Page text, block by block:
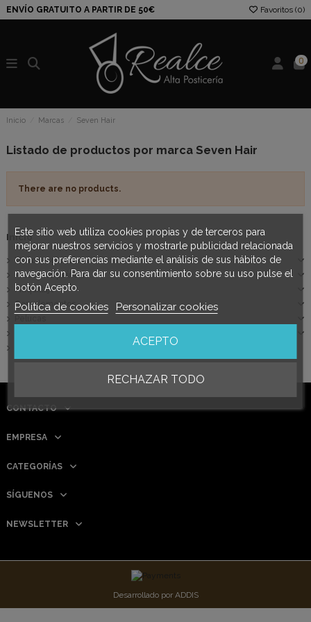
ENVÍO GRATUITO A PARTIR DE 50€ Favoritos (0)
0
Inicio Marcas Seven Hair
Listado de productos por marca Seven Hair
There are no products.
Inicio
Moños regionales
Productos peinado
Maquillaje
Complementos
CONTACTO
EMPRESA
CATEGORÍAS
Este sitio web utiliza cookies propias y de terceros para
mejorar nuestros servicios y mostrarle publicidad relacionada
con sus preferencias mediante el análisis de sus hábitos de
navegación. Para dar su consentimiento sobre su uso pulse el
botón Acepto.
Política de cookies Personalizar cookies
RECHAZAR TODO
ACEPTO
SÍGUENOS
NEWSLETTER
Desarrollado por ADDIS